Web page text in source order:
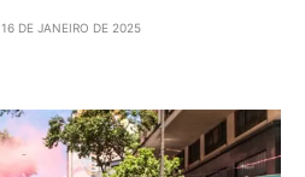
16 DE JANEIRO DE 2025